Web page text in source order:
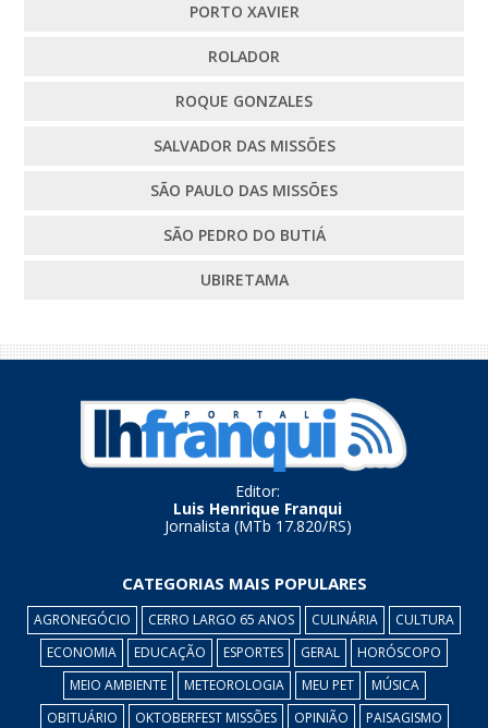
PORTO XAVIER
ROLADOR
ROQUE GONZALES
SALVADOR DAS MISSÕES
SÃO PAULO DAS MISSÕES
SÃO PEDRO DO BUTIÁ
UBIRETAMA
Editor:
Luis Henrique Franqui
Jornalista (MTb 17.820/RS)
CATEGORIAS MAIS POPULARES
AGRONEGÓCIO CERRO LARGO 65 ANOS CULINÁRIA
CULTURA
ECONOMIA
EDUCAÇÃO ESPORTES GERAL
HORÓSCOPO
MEIO AMBIENTE
METEOROLOGIA MEU PET
MÚSICA
OBITUÁRIO
OKTOBERFEST MISSÕES OPINIÃO PAISAGISMO